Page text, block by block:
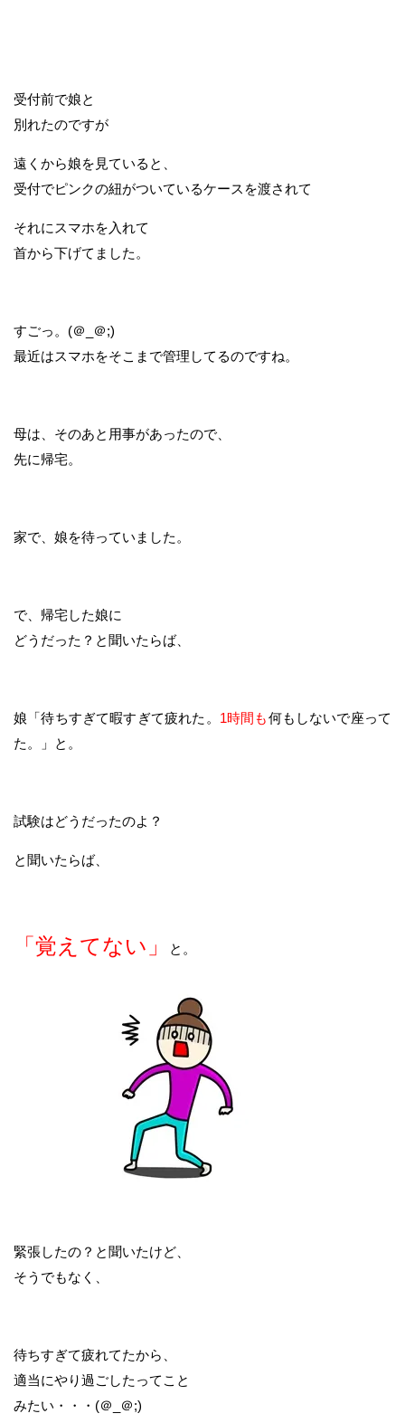
受付前で娘と
別れたのですが
遠くから娘を見ていると、
受付でピンクの紐がついているケースを渡されて
それにスマホを入れて
首から下げてました。
すごっ。(＠_＠;)
最近はスマホをそこまで管理してるのですね。
母は、そのあと用事があったので、
先に帰宅。
家で、娘を待っていました。
で、帰宅した娘に
どうだった？と聞いたらば、
娘「待ちすぎて暇すぎて疲れた。 1時間も何もしないで座って
た。」と。
試験はどうだったのよ？
と聞いたらば、
「覚えてない」 と。
緊張したの？と聞いたけど、
そうでもなく、
待ちすぎて疲れてたから、
適当にやり過ごしたってこと
みたい・・・(＠_＠;)